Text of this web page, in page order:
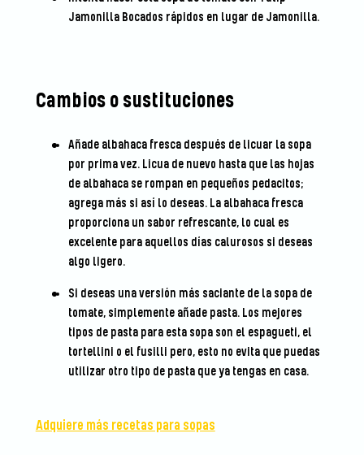
Jamonilla Bocados rápidos en lugar de Jamonilla.
Cambios o sustituciones
Añade albahaca fresca después de licuar la sopa
por prima vez. Licua de nuevo hasta que las hojas
de albahaca se rompan en pequeños pedacitos;
agrega más si así lo deseas. La albahaca fresca
proporciona un sabor refrescante, lo cual es
excelente para aquellos días calurosos si deseas
algo ligero.
Si deseas una versión más saciante de la sopa de
tomate, simplemente añade pasta. Los mejores
tipos de pasta para esta sopa son el espagueti, el
tortellini o el fusilli pero, esto no evita que puedas
utilizar otro tipo de pasta que ya tengas en casa.
Adquiere más recetas para sopas